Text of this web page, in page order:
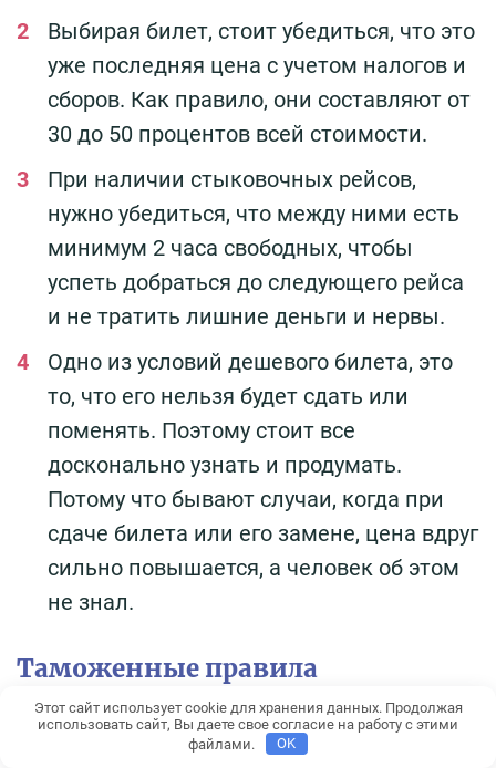
Выбирая билет, стоит убедиться, что это
уже последняя цена с учетом налогов и
сборов. Как правило, они составляют от
30 до 50 процентов всей стоимости.
При наличии стыковочных рейсов,
нужно убедиться, что между ними есть
минимум 2 часа свободных, чтобы
успеть добраться до следующего рейса
и не тратить лишние деньги и нервы.
Одно из условий дешевого билета, это
то, что его нельзя будет сдать или
поменять. Поэтому стоит все
досконально узнать и продумать.
Потому что бывают случаи, когда при
сдаче билета или его замене, цена вдруг
сильно повышается, а человек об этом
не знал.
Таможенные правила
Для всех туристов в стране также и для
россиян, нет ограничений на размер
Этот сайт использует cookie для хранения данных. Продолжая
использовать сайт, Вы даете свое согласие на работу с этими
файлами.
OK